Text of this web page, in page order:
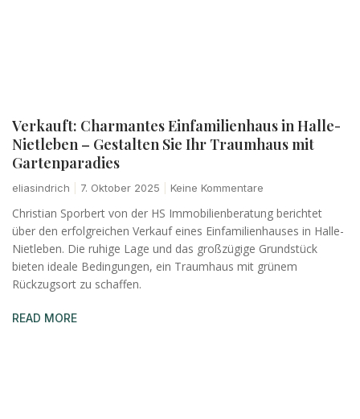
Verkauft: Charmantes Einfamilienhaus in Halle-
Nietleben – Gestalten Sie Ihr Traumhaus mit
Gartenparadies
eliasindrich 7. Oktober 2025 Keine Kommentare
Christian Sporbert von der HS Immobilienberatung berichtet
über den erfolgreichen Verkauf eines Einfamilienhauses in Halle-
Nietleben. Die ruhige Lage und das großzügige Grundstück
bieten ideale Bedingungen, ein Traumhaus mit grünem
Rückzugsort zu schaffen.
READ MORE